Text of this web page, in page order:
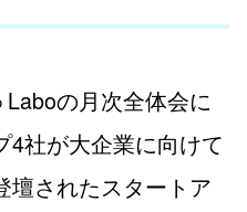
の月次全体会に
4社が大企業に向けて
壇されたスタートア